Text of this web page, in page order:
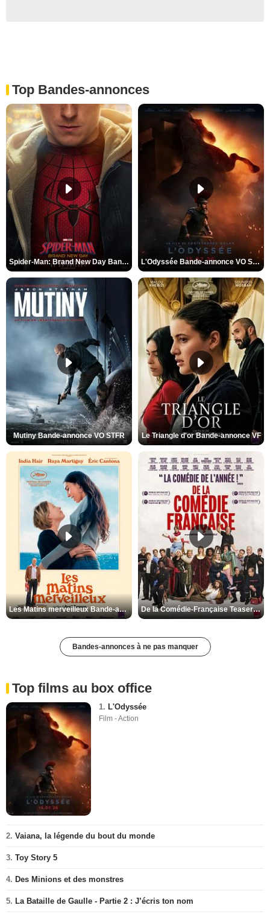
Top Bandes-annonces
Spider-Man: Brand New Day Bande-annonce VO STFR L'Odyssée Bande-annonce VO STFR
Mutiny Bande-annonce VO STFR Le Triangle d'or Bande-annonce VF
Les Matins merveilleux Bande-annonce VF De la Comédie-Française Teaser VF
Bandes-annonces à ne pas manquer
Top films au box office
1. L'Odyssée
Film - Action
2. Vaiana, la légende du bout du monde
3. Toy Story 5
4. Des Minions et des monstres
5. La Bataille de Gaulle - Partie 2 : J’écris ton nom